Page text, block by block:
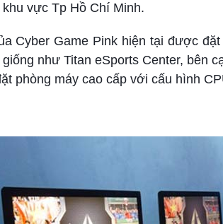
vực Tp Hồ Chí Minh.
Cyber Game Pink hiện tại được
như Titan eSports Center, bên
phòng máy cao cấp với cấu hình